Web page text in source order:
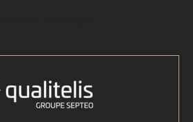
à mon compte